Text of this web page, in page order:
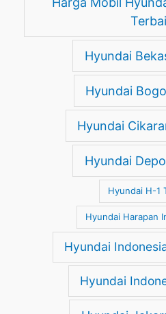
Hyundai
Hyundai
Hyundai
Hyundai
Hyundai H-1
Hyundai Harapan
Hyundai
Hyundai